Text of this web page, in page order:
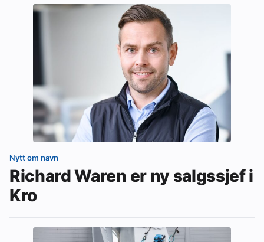
Nytt om navn
Richard Waren er ny salgssjef i
Kro